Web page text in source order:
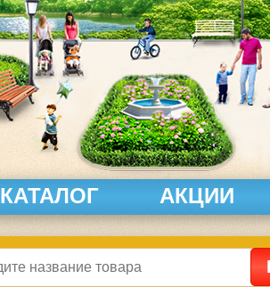
КАТАЛОГ АКЦИИ